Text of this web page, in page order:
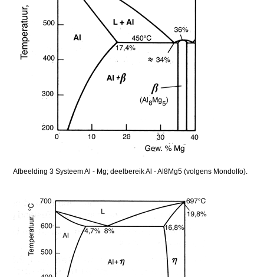
Afbeelding 3 Systeem Al - Mg; deelbereik Al - Al8Mg5 (volgens Mondolfo).